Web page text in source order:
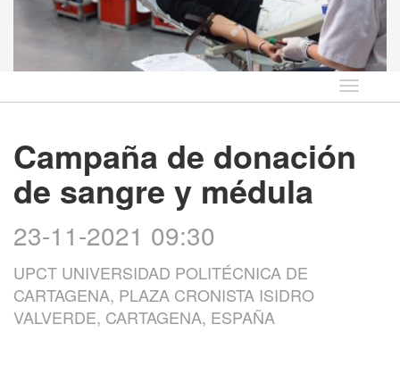
Idioma
Campaña de donación
de sangre y médula
23-11-2021 09:30
UPCT UNIVERSIDAD POLITÉCNICA DE
CARTAGENA, PLAZA CRONISTA ISIDRO
VALVERDE, CARTAGENA, ESPAÑA